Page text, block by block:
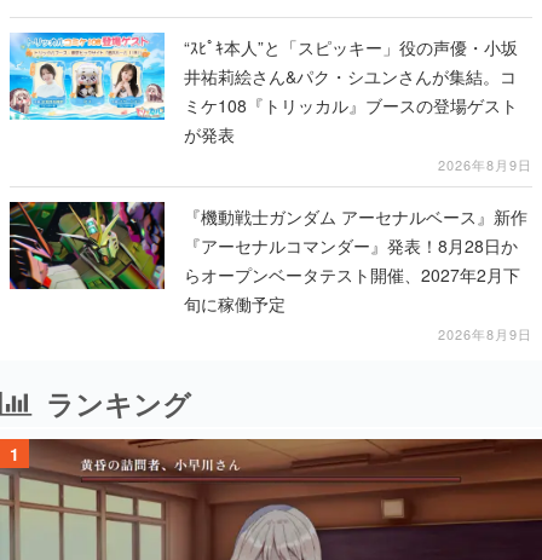
“ｽﾋﾟｷ本人”と「スピッキー」役の声優・小坂
井祐莉絵さん&パク・シユンさんが集結。コ
ミケ108『トリッカル』ブースの登場ゲスト
が発表
2026年8月9日
『機動戦士ガンダム アーセナルベース』新作
『アーセナルコマンダー』発表！8月28日か
らオープンベータテスト開催、2027年2月下
旬に稼働予定
2026年8月9日
ランキング
1